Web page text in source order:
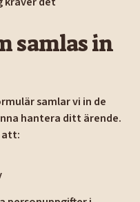
samlas in
samlar vi in de
hantera ditt ärende.
att: